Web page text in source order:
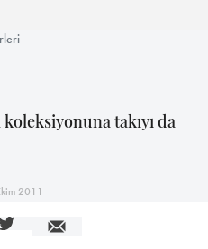
takıyı da
2011